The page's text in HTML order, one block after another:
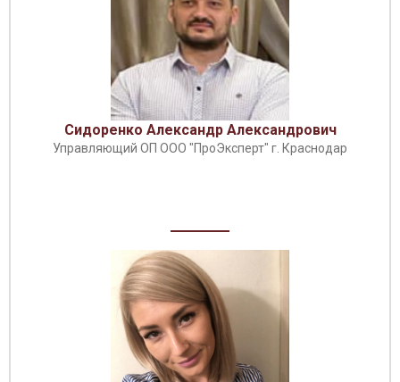
Сидоренко Александр Александрович
Управляющий ОП ООО "ПроЭксперт" г. Краснодар